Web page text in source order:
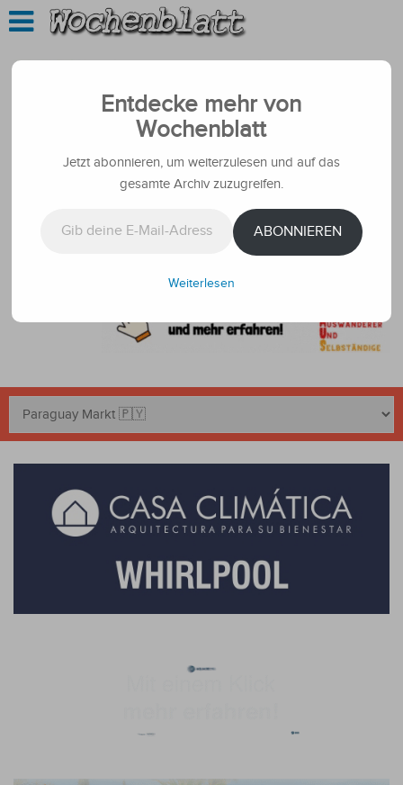
Entdecke mehr von
Wochenblatt
Jetzt abonnieren, um weiterzulesen und auf das
gesamte Archiv zuzugreifen.
ABONNIEREN
Weiterlesen